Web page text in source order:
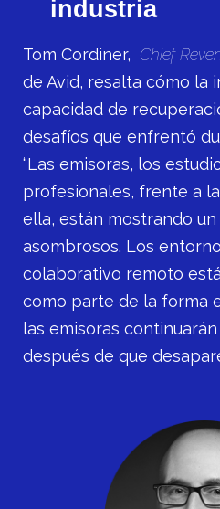
industria
Tom Cordiner, Chief
de Avid, resalta cómo la
capacidad de
desafíos que enfrentó
“Las emisoras, los
profesionales, frente a
ella, están mostrando
asombrosos. Los
colaborativo remoto
como parte de la forma
las emisoras
después de que